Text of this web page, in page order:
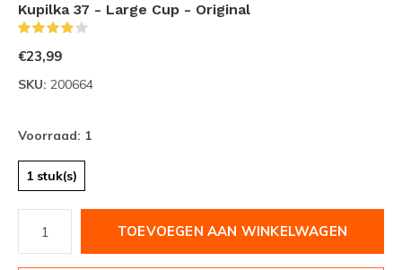
Kupilka 37 - Large Cup - Original
€23,99
SKU: 200664
Voorraad: 1
1 stuk(s)
TOEVOEGEN AAN WINKELWAGEN